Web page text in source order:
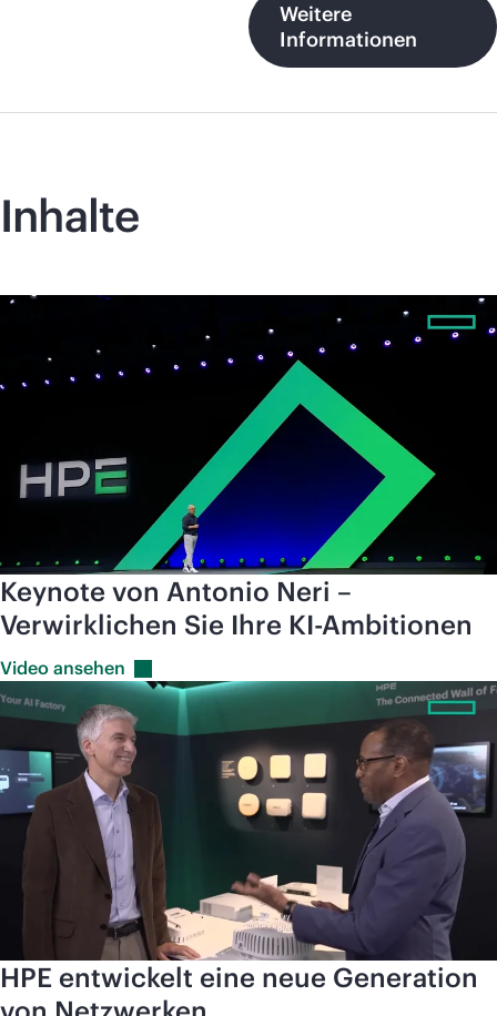
Weitere
Informationen
Inhalte
Keynote von Antonio Neri –
Verwirklichen Sie Ihre KI-Ambitionen
Video ansehen
HPE entwickelt eine neue Generation